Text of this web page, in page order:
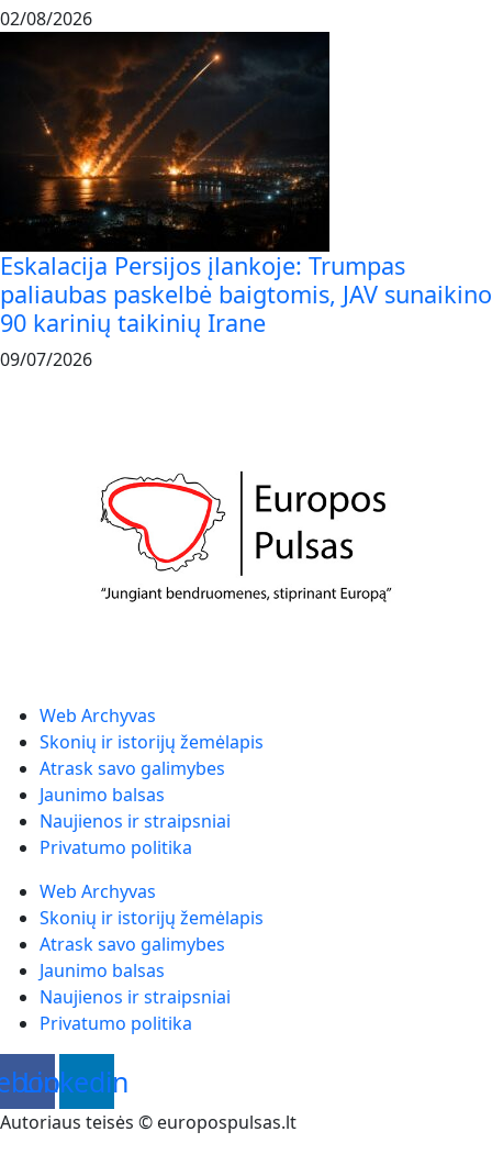
02/08/2026
Eskalacija Persijos įlankoje: Trumpas
paliaubas paskelbė baigtomis, JAV sunaikino
90 karinių taikinių Irane
09/07/2026
Web Archyvas
Skonių ir istorijų žemėlapis
Atrask savo galimybes
Jaunimo balsas
Naujienos ir straipsniai
Privatumo politika
Web Archyvas
Skonių ir istorijų žemėlapis
Atrask savo galimybes
Jaunimo balsas
Naujienos ir straipsniai
Privatumo politika
Linkedin
Autoriaus teisės © europospulsas.lt